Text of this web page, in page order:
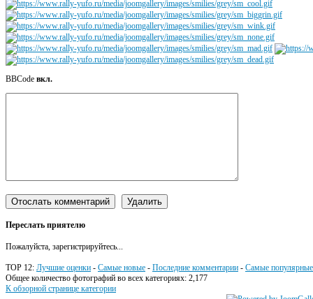
BBCode вкл.
Переслать приятелю
Пожалуйста, зарегистрируйтесь...
TOP 12: Лучшие оценки - Самые новые - Последние комментарии - Самые популярные
Общее количество фотографий во всех категориях: 2,177
К обзорной странице категории